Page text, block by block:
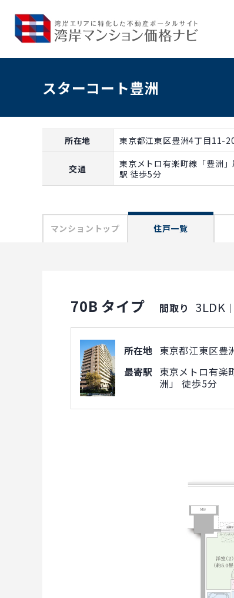
スターコート豊洲
所在地 東京都江東区豊洲4丁目11-
交通
東京メトロ有楽町線「豊洲
駅 徒歩5分
マンショントップ 住戸一覧
70B タイプ 間取り 3LDK ｜
所在地 東京都江東区豊
最寄駅 東京メトロ有楽
洲」 徒歩5分